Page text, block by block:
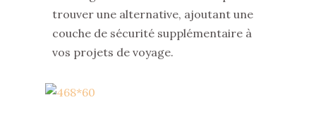
trouver une alternative, ajoutant une
couche de sécurité supplémentaire à
vos projets de voyage.